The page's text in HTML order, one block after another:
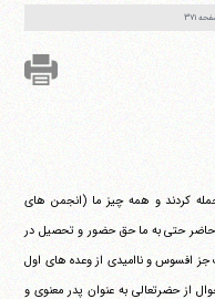
۳۷۱
حمله کردند و همه چیز ما (انجمن های
حاضر حتی به ما حق حضور و تحصیل در
افسوس و ناامیدی از وعده های اول
از حضرتعالی به عنوان پدر معنوی و